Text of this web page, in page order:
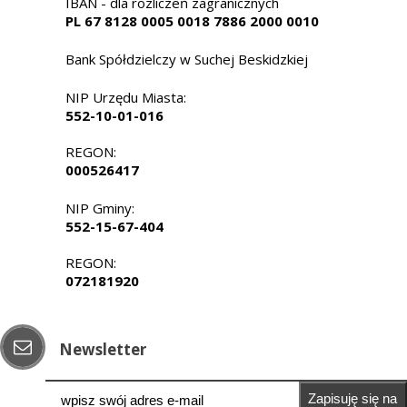
PL 67 8128 0005 0018 7886 2000 0010
Bank Spółdzielczy w Suchej Beskidzkiej
NIP Urzędu Miasta:
552-10-01-016
REGON:
000526417
NIP Gminy:
552-15-67-404
REGON:
072181920
Newsletter
Zapisuję się na